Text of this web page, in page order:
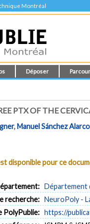
Montréal
Déposer
PTX OF THE
,Manuel Sánchez
disponible pour ce
Département
recherche: NeuroPoly -
PolyPublie: https://